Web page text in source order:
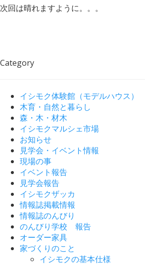
次回は晴れますように。。。
Category
イシモク体験館（モデルハウス）
木育・自然と暮らし
森・木・材木
イシモクマルシェ市場
お知らせ
見学会・イベント情報
現場の事
イベント報告
見学会報告
イシモクザッカ
情報誌掲載情報
情報誌のんびり
のんびり学校 報告
オーダー家具
家づくりのこと
イシモクの基本仕様